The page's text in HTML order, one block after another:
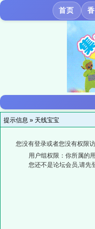
首页
提示信息 » 天线宝宝
您没有登录或者您没有权限
用户组权限：你所属的
您还不是论坛会员,请先